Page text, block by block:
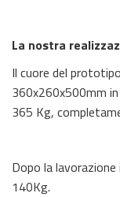
La nostra
Il cuore del
360x260x500mm
365 Kg,
Dopo la
140Kg.